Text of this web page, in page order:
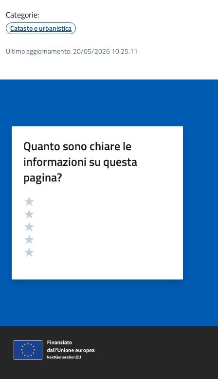
Categorie:
Catasto e urbanistica
Ultimo aggiornamento: 20/05/2026 10:25.11
Quanto sono chiare le
informazioni su questa
pagina?
Valutazione